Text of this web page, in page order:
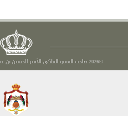
©2026 صاحب السمو الملكي الأمير الحسين بن عبد الله الثاني ولي العهد المعظم